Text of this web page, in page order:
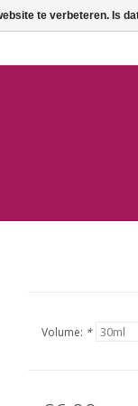
Volume: *
te verbeteren. Is